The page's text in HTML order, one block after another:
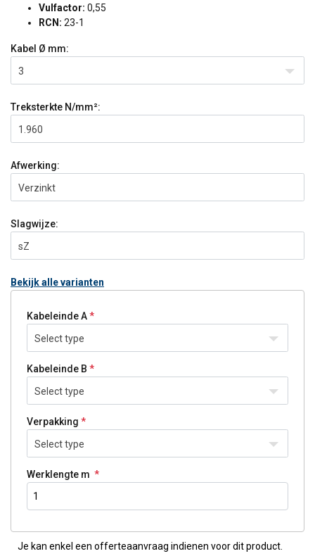
Vulfactor: 0,55
RCN: 23-1
Kabel Ø mm:
3
Treksterkte N/mm²:
1.960
Afwerking:
Verzinkt
Slagwijze:
sZ
Bekijk alle varianten
Kabeleinde A
Select type
Kabeleinde B
Select type
Verpakking
Select type
Werklengte m
Je kan enkel een offerteaanvraag indienen voor dit product.